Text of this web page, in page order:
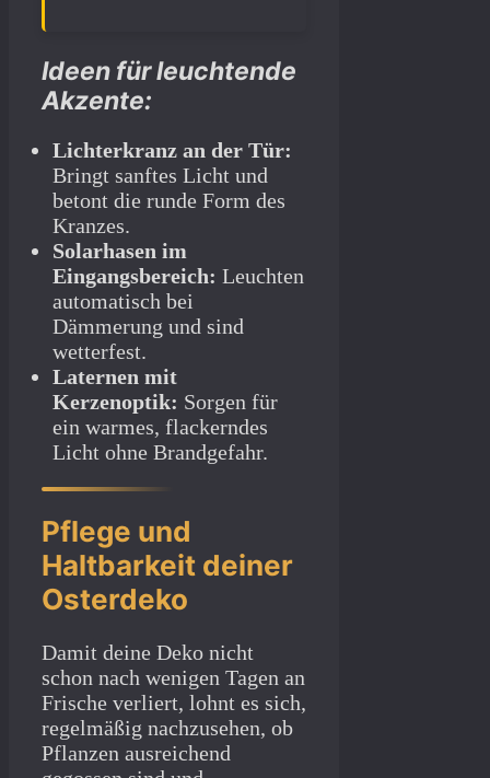
Ideen für leuchtende
Akzente:
Lichterkranz an der Tür:
Bringt sanftes Licht und
betont die runde Form des
Kranzes.
Solarhasen im
Eingangsbereich: Leuchten
automatisch bei
Dämmerung und sind
wetterfest.
Laternen mit
Kerzenoptik: Sorgen für
ein warmes, flackerndes
Licht ohne Brandgefahr.
Pflege und
Haltbarkeit deiner
Osterdeko
Damit deine Deko nicht
schon nach wenigen Tagen an
Frische verliert, lohnt es sich,
regelmäßig nachzusehen, ob
Pflanzen ausreichend